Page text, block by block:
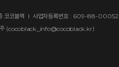
코코블랙
사업자등록번호 : 609-88-00052
(cocoblack_info@cocoblack.kr)